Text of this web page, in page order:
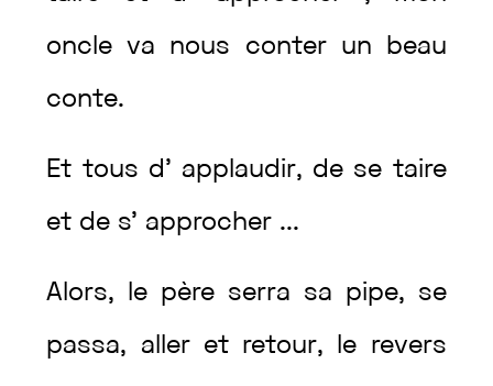
oncleva nous conter un beau
conte.
Et tous d’ applaudir, de se taire
et de s’ approcher ...
Alors, le père serra sa pipe, se
passa, aller et retour, le revers